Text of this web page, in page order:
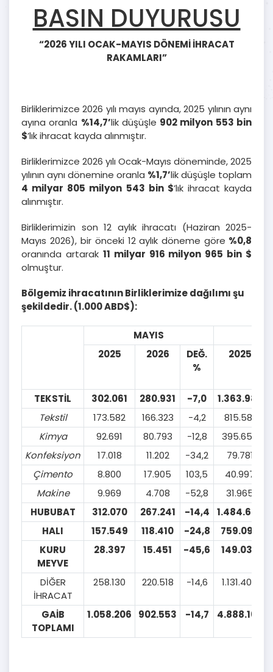
BASIN DUYURUSU
“2026 YILI OCAK-MAYIS DÖNEMİ İHRACAT
RAKAMLARI”
Birliklerimizce 2026 yılı mayıs ayında, 2025 yılının aynı
ayına oranla %14,7’lik düşüşle 902 milyon 553 bin
$’lık ihracat kayda alınmıştır.
Birliklerimizce 2026 yılı Ocak-Mayıs döneminde, 2025
yılının aynı dönemine oranla %1,7’lik düşüşle toplam
4 milyar 805 milyon 543 bin $’lık ihracat kayda
alınmıştır.
Birliklerimizin son 12 aylık ihracatı (Haziran 2025-
Mayıs 2026), bir önceki 12 aylık döneme göre %0,8
oranında artarak 11 milyar 916 milyon 965 bin $
olmuştur.
Bölgemiz ihracatının Birliklerimize dağılımı şu
şekildedir. (1.000 ABD$):
MAYIS
2025
2026
DEĞ.
%
2025
TEKSTİL 302.061 280.931 -7,0
1.363.980
Tekstil
173.582 166.323 -4,2
815.581
Kimya
92.691 80.793 -12,8
395.656
Konfeksiyon
17.018 11.202 -34,2
79.781
Çimento
8.800 17.905 103,5
40.997
Makine
9.969 4.708 -52,8
31.965
HUBUBAT
312.070 267.241 -14,4 1.484.652
HALI
157.549 118.410 -24,8
759.098
KURU
MEYVE
28.397 15.451 -45,6 149.030
DİĞER
İHRACAT
258.130 220.518 -14,6 1.131.405
GAİB
TOPLAMI
1.058.206 902.553 -14,7 4.888.165